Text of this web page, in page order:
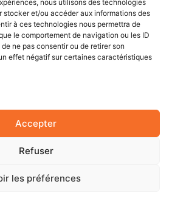
nous utilisons des technologies
stocker et/ou accéder aux informations des
à ces technologies nous permettra de
le comportement de navigation ou les ID
ne pas consentir ou de retirer son
effet négatif sur certaines caractéristiques
Accepter
Refuser
les préférences